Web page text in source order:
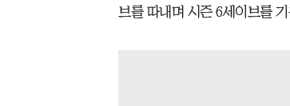
브를 따내며 시즌 6세이브를